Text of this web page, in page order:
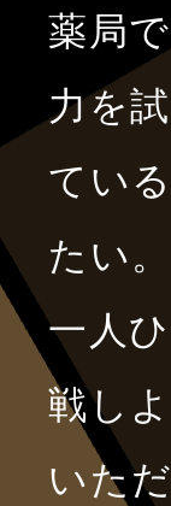
薬局
力を
てい
たい。
一人
戦し
いた